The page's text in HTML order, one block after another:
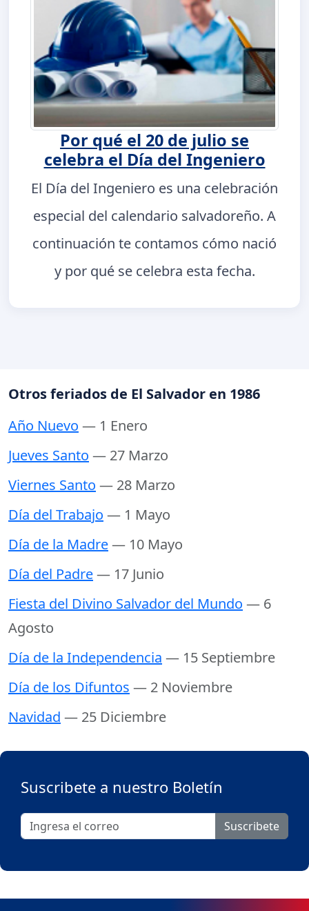
Por qué el 20 de julio se
celebra el Día del Ingeniero
El Día del Ingeniero es una celebración
especial del calendario salvadoreño. A
continuación te contamos cómo nació
y por qué se celebra esta fecha.
Otros feriados de El Salvador en 1986
Año Nuevo — 1 Enero
Jueves Santo — 27 Marzo
Viernes Santo — 28 Marzo
Día del Trabajo — 1 Mayo
Día de la Madre— 10 Mayo
Día del Padre— 17 Junio
Fiesta del Divino Salvador del Mundo — 6
Agosto
Día de la Independencia — 15 Septiembre
Día de los Difuntos — 2 Noviembre
Navidad — 25 Diciembre
Suscribete a nuestro Boletín
Suscribete